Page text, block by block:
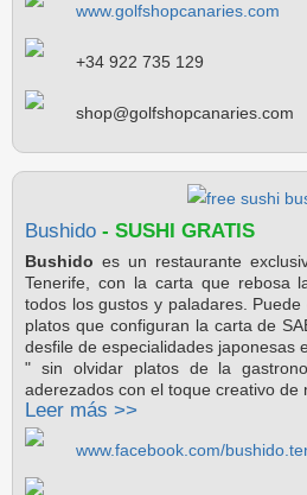
www.golfshopcanaries.com
+34 922 735 129
shop@golfshopcanaries.com
Bushido - SUSHI GRATIS
Bushidoes un restaurante
Tenerife, con la carta que rebosa
todos los gustos y paladares.
platos que configuran la carta de
desfile de especialidades japonesas
" sin olvidar platos de la
aderezados con el toque creativo de
Leer más >>
www.facebook.com/